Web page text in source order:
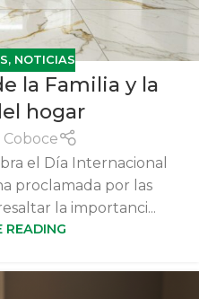
, NOTICIAS
la Familia y la
hogar
Coboce
el Día Internacional
proclamada por las
la importanci...
READING